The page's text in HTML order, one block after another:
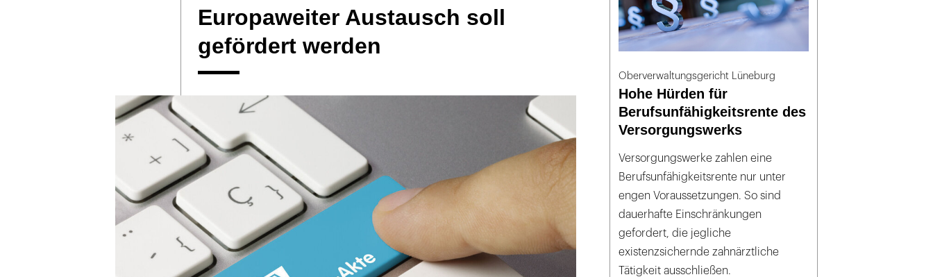
Europaweiter Austausch soll
gefördert werden
Oberverwaltungsgericht Lüneburg
Hohe Hürden für
Berufsunfähigkeitsrente des
Versorgungswerks
Versorgungswerke zahlen eine
Berufsunfähigkeitsrente nur unter
engen Voraussetzungen. So sind
dauerhafte Einschränkungen
gefordert, die jegliche
existenzsichernde zahnärztliche
Tätigkeit ausschließen.